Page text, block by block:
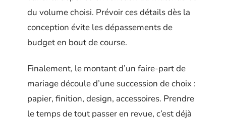
du volume choisi. Prévoir ces détails dès la
conception évite les dépassements de
budget en bout de course.
Finalement, le montant d’un faire-part de
mariage découle d’une succession de choix :
papier, finition, design, accessoires. Prendre
le temps de tout passer en revue, c’est déjà